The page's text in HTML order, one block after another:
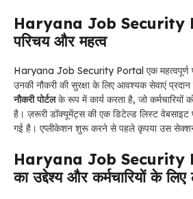
Haryana Job Security
परिचय और महत्व
Haryana Job Security Portal एक महत्वपूर्ण
उनकी नौकरी की सुरक्षा के लिए आवश्यक सेवाएं
नौकरी पोर्टलके रूप में कार्य करता है, जो कर्मचारियों
है। ज़रूरी डॉक्यूमेंट्स की एक डिटेल्ड लिस्ट वेबसाइट
गई है। एप्लीकेशन शुरू करने से पहले कृपया उस
Haryana Job Security
का उद्देश्य और कर्मचारियों के लिए